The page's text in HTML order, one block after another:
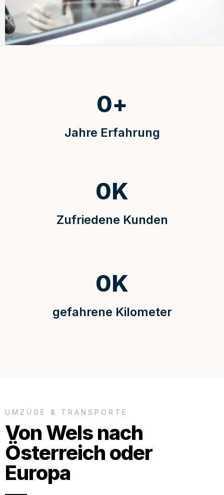
Jahre Erfahrung
0+
Zufriedene Kunden
0K
gefahrene Kilometer
0K
UMZÜGE & TRANSPORTE
Von Wels nach
Österreich oder
Europa